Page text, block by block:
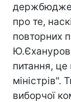
про те,
повторних
Ю.Єхануров
питання, це
міністрів".
виборчої